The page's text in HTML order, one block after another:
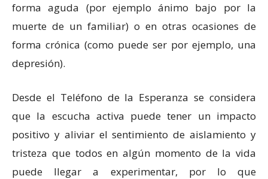
forma aguda (por ejemplo ánimo bajo por la
muerte de un familiar) o en otras ocasiones de
forma crónica (como puede ser por ejemplo, una
depresión).
Desde el Teléfono de la Esperanza se considera
que la escucha activa puede tener un impacto
positivo y aliviar el sentimiento de aislamiento y
tristeza que todos en algún momento de la vida
puede llegar a experimentar, por lo que